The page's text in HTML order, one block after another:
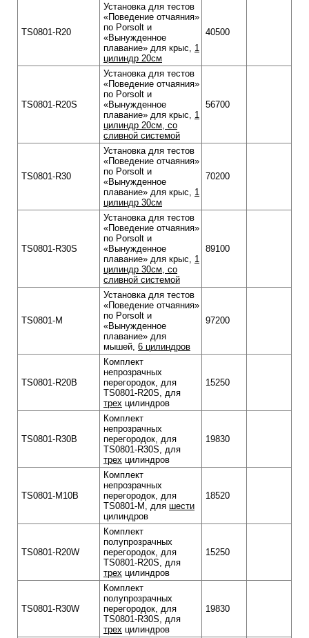
TS0801-R20
Установка для тестов
«Поведение отчаяния»
по Porsolt и
«Вынужденное
плавание» для крыс, 1
цилиндр 20см
40500
TS0801-R20S
Установка для тестов
«Поведение отчаяния»
по Porsolt и
«Вынужденное
плавание» для крыс, 1
цилиндр 20см, со
сливной системой
56700
TS0801-R30
Установка для тестов
«Поведение отчаяния»
по Porsolt и
«Вынужденное
плавание» для крыс, 1
цилиндр 30см
70200
TS0801-R30S
Установка для тестов
«Поведение отчаяния»
по Porsolt и
«Вынужденное
плавание» для крыс, 1
цилиндр 30см, со
сливной системой
89100
TS0801-M
Установка для тестов
«Поведение отчаяния»
по Porsolt и
«Вынужденное
плавание» для
мышей, 6 цилиндров
97200
TS0801-R20B
Комплект
непрозрачных
перегородок, для
TS0801-R20S, для
трех цилиндров
15250
TS0801-R30B
Комплект
непрозрачных
перегородок, для
TS0801-R30S, для
трех цилиндров
19830
TS0801-M10B
Комплект
непрозрачных
перегородок, для
TS0801-M, для шести
цилиндров
18520
TS0801-R20W
Комплект
полупрозрачных
перегородок, для
TS0801-R20S, для
трех цилиндров
15250
TS0801-R30W
Комплект
полупрозрачных
перегородок, для
TS0801-R30S, для
трех цилиндров
19830